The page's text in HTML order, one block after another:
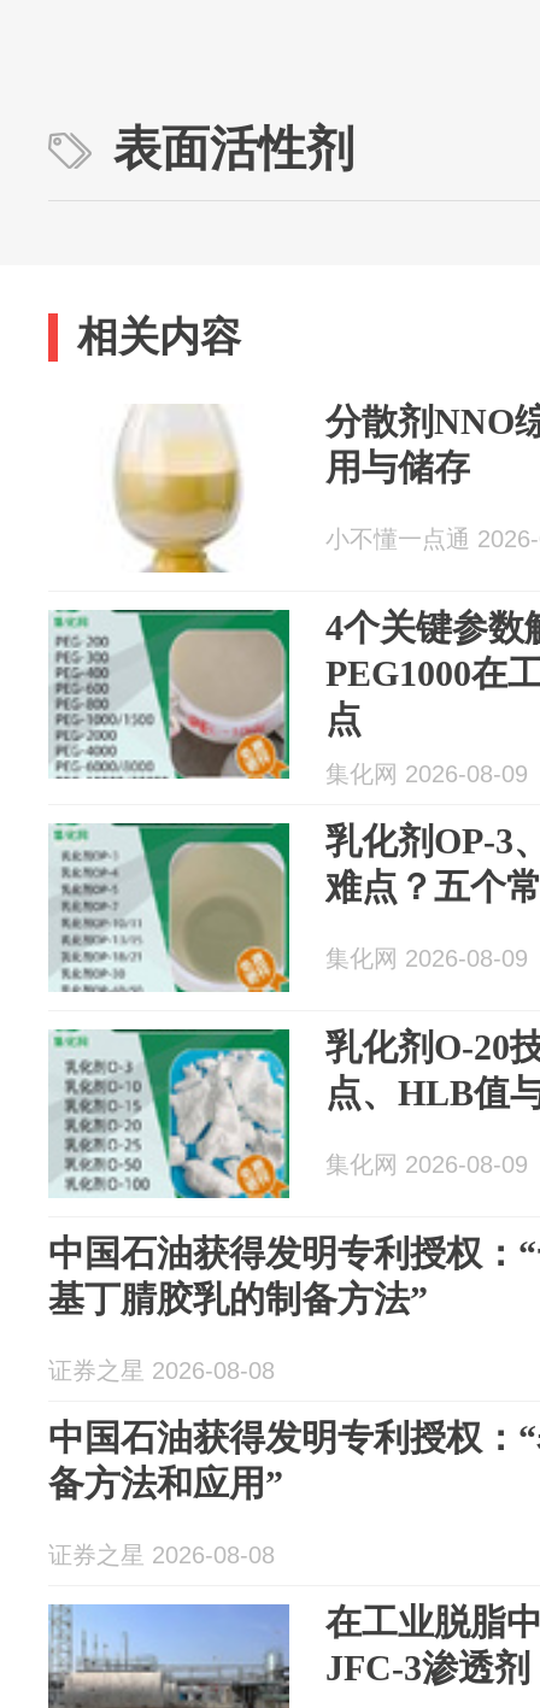
表面活性剂
相关内容
分散剂NNO
用与储存
小不懂一点通
4个关键参数
PEG1000在
点
集化网 2026-08-09
乳化剂OP-3
难点？五个
集化网 2026-08-09
乳化剂O-20
点、HLB值
集化网 2026-08-09
中国石油获得发明专利授权：
基丁腈胶乳的制备方法”
证券之星 2026-08-08
中国石油获得发明专利授权：
备方法和应用”
证券之星 2026-08-08
在工业脱脂
JFC-3渗透剂